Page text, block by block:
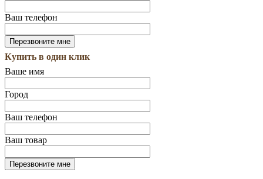
Ваш телефон
Купить в один клик
Ваше имя
Город
Ваш телефон
Ваш товар